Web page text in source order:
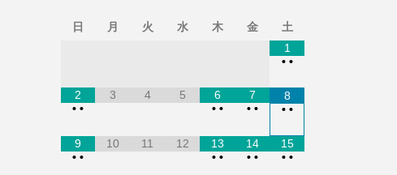
日 月 火 水 木 金
土
1
• •
2
• •
3 4 5
6
• •
7
• •
8
• •
9
• •
10 11 12
13
• •
14
• •
15
• •